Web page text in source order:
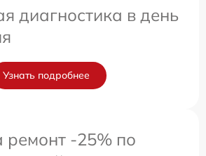
диагностика в день
Узнать подробнее
ремонт -25% по